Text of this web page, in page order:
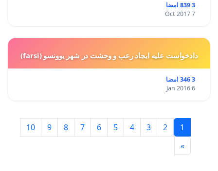
3 839 امضا
7 Oct 2017
دادخواست علیه ایجاد رعب و وحشت در شهر یوونسو (farsi)
3 346 امضا
6 Jan 2016
1
2
3
4
5
6
7
8
9
10
»